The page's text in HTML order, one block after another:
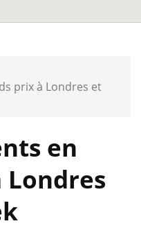
prix à Londres et
en
Londres